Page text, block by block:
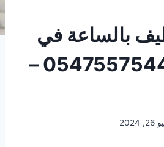
بالساعة في
ام القيوين 0547557544 –
2024